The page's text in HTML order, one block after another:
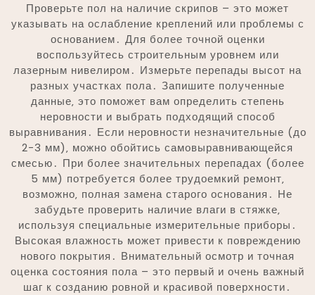
Проверьте пол на наличие скрипов – это может
указывать на ослабление креплений или проблемы с
основанием․ Для более точной оценки
воспользуйтесь строительным уровнем или
лазерным нивелиром․ Измерьте перепады высот на
разных участках пола․ Запишите полученные
данные‚ это поможет вам определить степень
неровности и выбрать подходящий способ
выравнивания․ Если неровности незначительные (до
2-3 мм)‚ можно обойтись самовыравнивающейся
смесью․ При более значительных перепадах (более
5 мм) потребуется более трудоемкий ремонт‚
возможно‚ полная замена старого основания․ Не
забудьте проверить наличие влаги в стяжке‚
используя специальные измерительные приборы․
Высокая влажность может привести к повреждению
нового покрытия․ Внимательный осмотр и точная
оценка состояния пола – это первый и очень важный
шаг к созданию ровной и красивой поверхности․